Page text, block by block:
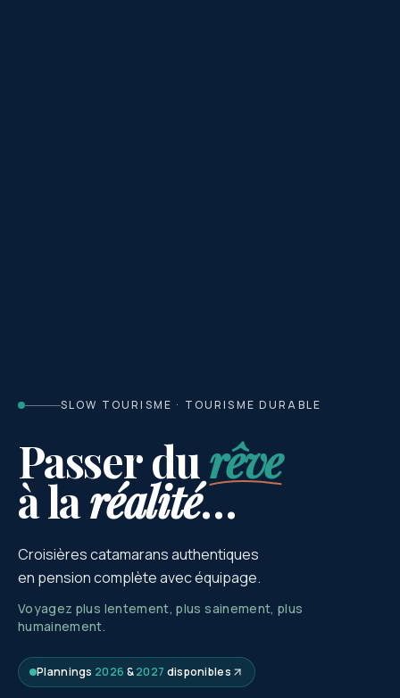
SLOW TOURISME · TOURISME DURABLE
Passer durêve
à laréalité…
Croisières catamarans authentiques
en pension complète avec équipage.
Voyagez plus lentement, plus sainement, plus
humainement.
Plannings 2026 &2027 disponibles